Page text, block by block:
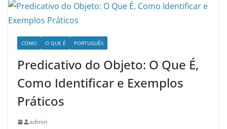
COMO O QUE É PORTUGUÊS
Predicativo do Objeto: O Que É,
Como Identificar e Exemplos
Práticos
admin